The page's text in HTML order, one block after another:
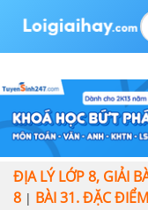
ĐỊA LÝ LỚP 8, GIẢI
8 | BÀI 31. ĐẶC